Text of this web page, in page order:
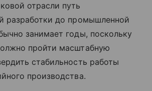
отрасли путь
разработки до промышленной
занимает годы, поскольку
пройти масштабную
стабильность работы
производства.